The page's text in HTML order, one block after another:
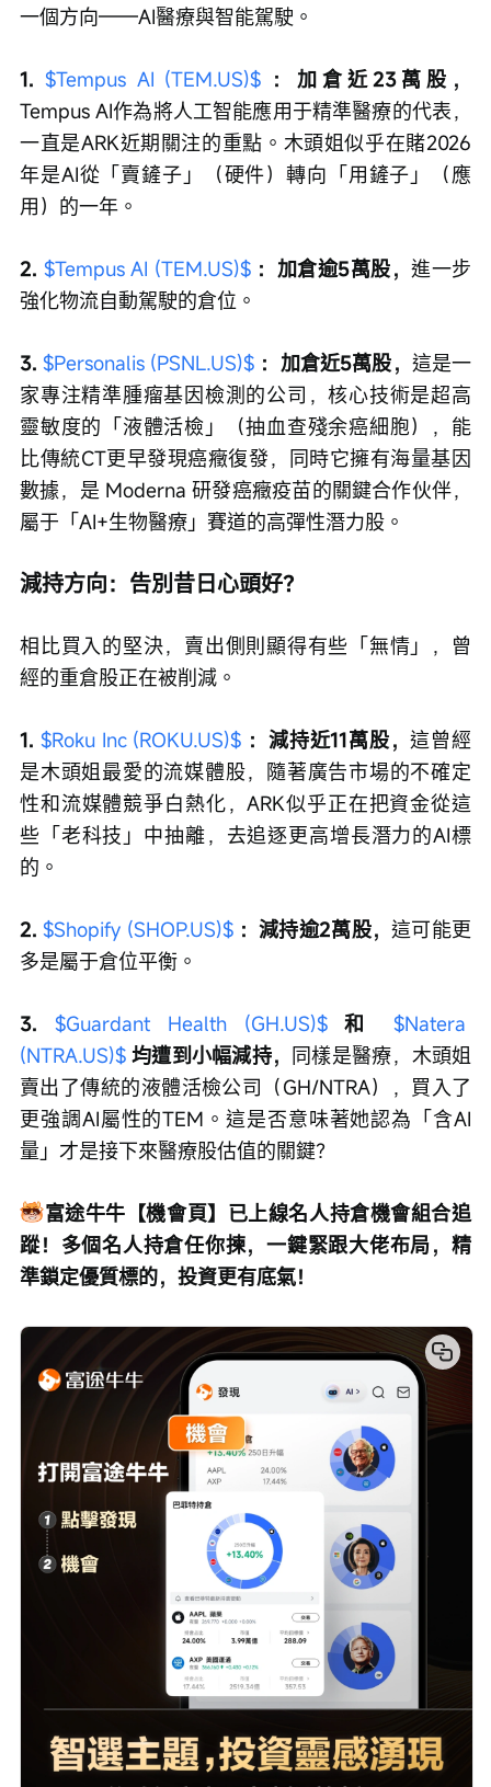
一個方向——AI醫療與智能駕駛。
1. $Tempus AI (TEM.US)$ ：加倉近23萬股，
Tempus AI作為將人工智能應用于精準醫療的代表，
一直是ARK近期關注的重點。木頭姐似乎在賭2026
年是AI從「賣鏟子」（硬件）轉向「用鏟子」（應
用）的一年。
2. $Tempus AI (TEM.US)$ ：加倉逾5萬股， 進一步
強化物流自動駕駛的倉位。
3. $Personalis (PSNL.US)$ ：加倉近5萬股， 這是一
家專注精準腫瘤基因檢測的公司，核心技術是超高
靈敏度的「液體活檢」（抽血查殘余癌細胞），能
比傳統CT更早發現癌癥復發，同時它擁有海量基因
數據，是 Moderna 研發癌癥疫苗的關鍵合作伙伴，
屬于「AI+生物醫療」賽道的高彈性潛力股。
減持方向：告別昔日心頭好？
相比買入的堅決，賣出側則顯得有些「無情」，曾
經的重倉股正在被削減。
1. $Roku Inc (ROKU.US)$ ：減持近11萬股，這曾經
是木頭姐最愛的流媒體股，隨著廣告市場的不確定
性和流媒體競爭白熱化，ARK似乎正在把資金從這
些「老科技」中抽離，去追逐更高增長潛力的AI標
的。
2. $Shopify (SHOP.US)$ ：減持逾2萬股，這可能更
多是屬于倉位平衡。
3. $Guardant Health (GH.US)$ 和 $Natera
(NTRA.US)$ 均遭到小幅減持， 同樣是醫療，木頭姐
賣出了傳統的液體活檢公司（GH/NTRA），買入了
更強調AI屬性的TEM。這是否意味著她認為「含AI
量」才是接下來醫療股估值的關鍵？
富途牛牛【機會頁】已上線名人持倉機會組合追
蹤！多個名人持倉任你揀，一鍵緊跟大佬布局，精
準鎖定優質標的，投資更有底氣！